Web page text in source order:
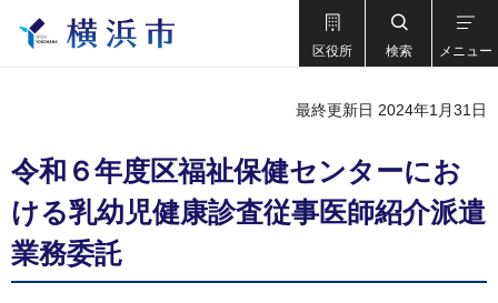
区役所 検索 メニュー
最終更新日 2024年1月31日
令和６年度区福祉保健センターにお
ける乳幼児健康診査従事医師紹介派遣
業務委託